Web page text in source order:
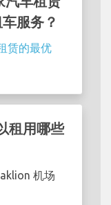
服务？
赁的最优
租用哪些
机场